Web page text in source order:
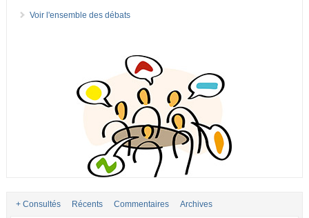
Voir l'ensemble des débats
+ Consultés Récents Commentaires Archives